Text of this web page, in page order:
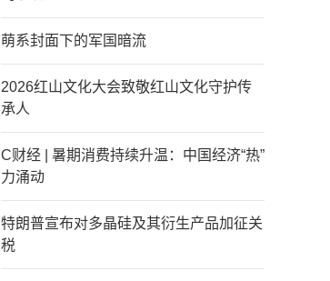
萌系封面下的军国暗流
2026红山文化大会致敬红山文化守护传
承人
C财经 | 暑期消费持续升温：中国经济“热”
力涌动
特朗普宣布对多晶硅及其衍生产品加征关
税